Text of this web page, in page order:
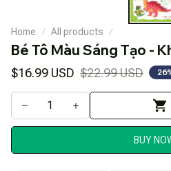
Home All products
Bé Tô Màu Sáng Tạo -
$16.99 USD $22.99 USD
BUY